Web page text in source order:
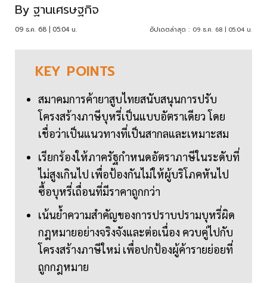
By ฐานเศรษฐกิจ
09 ธ.ค. 68 | 05:04 น. อัปเดตล่าสุด : 09 ธ.ค. 68 | 05:04 น.
KEY POINTS
สมาคมการค้ายาสูบไทยสนับสนุนการปรับ
โครงสร้างภาษีบุหรี่เป็นแบบอัตราเดียว โดย
เชื่อว่าเป็นแนวทางที่เป็นสากลและเหมาะสม
เรียกร้องให้ภาครัฐกำหนดอัตราภาษีในระดับที่
ไม่สูงเกินไป เพื่อป้องกันไม่ให้ผู้บริโภคหันไป
ซื้อบุหรี่เถื่อนที่มีราคาถูกกว่า
เน้นย้ำความสำคัญของการปราบปรามบุหรี่ผิด
กฎหมายอย่างจริงจังและต่อเนื่อง ควบคู่ไปกับ
โครงสร้างภาษีใหม่ เพื่อปกป้องผู้ค้ารายย่อยที่
ถูกกฎหมาย